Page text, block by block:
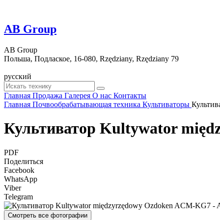
AB Group
AB Group
Польша, Подлаское, 16-080, Rzędziany, Rzędziany 79
русский
Главная Продажа Галерея О нас Контакты
Главная Почвообрабатывающая техника Культиваторы
Культиватор Kultywator
PDF
Поделиться
Facebook
WhatsApp
Viber
Telegram
Смотреть все фотографии